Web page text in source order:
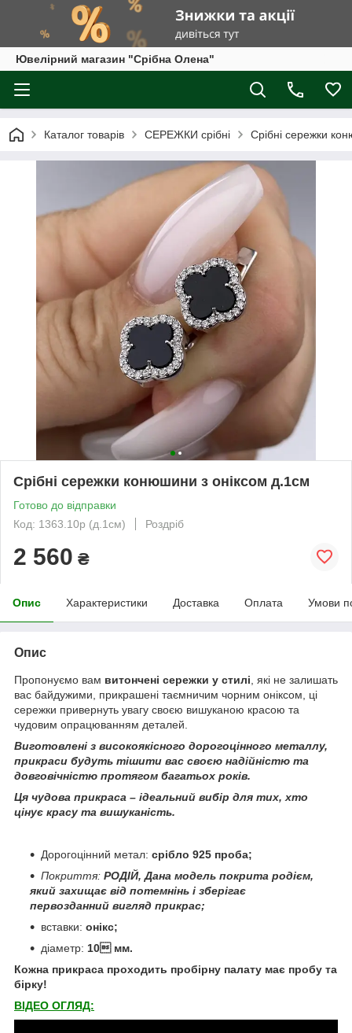
Ювелірний магазин "Срібна Олена"
Каталог товарів СЕРЕЖКИ срібні Срібні сережки
Срібні сережки конюшини з оніксом д.1см
Готово до відправки
Код: 1363.10р (д.1см)
Роздріб
2 560 ₴
Опис Характеристики Доставка Оплата Умови
Опис
Пропонуємо вам витончені сережки у стилі , які не залишать
вас байдужими, прикрашені таємничим чорним оніксом, ці
сережки привернуть увагу своєю вишуканою красою та
чудовим опрацюванням деталей.
Виготовлені з високоякісного дорогоцінного металлу,
прикраси будуть тішити вас своєю надійністю та
довговічністю протягом багатьох років.
Ця чудова прикраса – ідеальний вибір для тих, хто
цінує красу та вишуканість.
Дорогоцінний метал: срібло 925 проба;
Покриття: РОДІЙ, Дана модель покрита родієм,
який захищає від потемнінь і зберігає
первозданний вигляд прикрас;
вставки: онікс;
діаметр: 10 мм.
Кожна прикраса проходить пробірну палату має пробу та
бірку!
ВІДЕО ОГЛЯД: